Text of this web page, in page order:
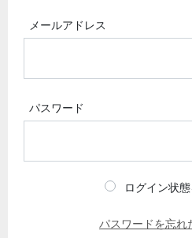
メールアドレス
パスワード
ログイン状
パスワードを忘れ